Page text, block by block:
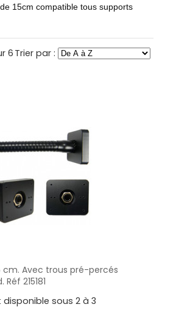
15cm compatible tous supports
6 Trier par :
Aperçu
cm. Avec trous pré-percés
215181
sous 2 à 3